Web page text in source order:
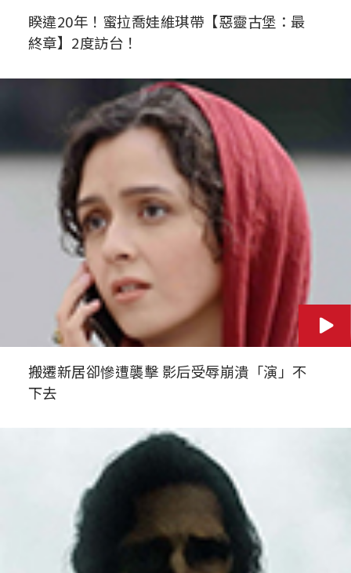
睽違20年！蜜拉喬娃維琪帶【惡靈古堡：最
終章】2度訪台！
搬遷新居卻慘遭襲擊 影后受辱崩潰「演」不
下去